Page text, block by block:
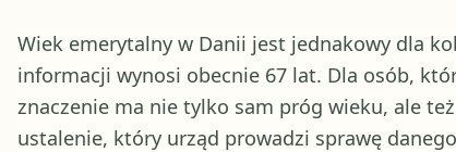
Wiek emerytalny w Danii jest jednakowy dla
informacji wynosi obecnie 67 lat. Dla osób,
znaczenie ma nie tylko sam próg wieku, ale
ustalenie, który urząd prowadzi sprawę